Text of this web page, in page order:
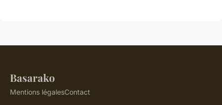
Basarako
Mentions légalesContact